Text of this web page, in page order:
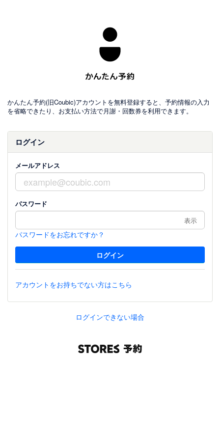
かんたん予約(旧Coubic)アカウントを無料登録すると、予約情報の入力
を省略できたり、お支払い方法で月謝・回数券を利用できます。
ログイン
メールアドレス
パスワード
表示
パスワードをお忘れですか？
アカウントをお持ちでない方はこちら
ログインできない場合